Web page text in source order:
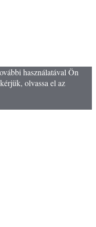
használatával Ön
olvassa el az